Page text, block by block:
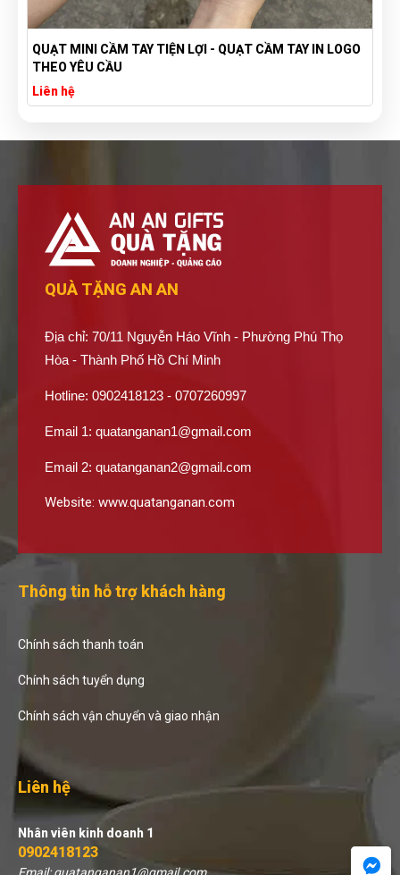
QUẠT MINI CẦM TAY TIỆN LỢI - QUẠT CẦM TAY IN LOGO
THEO YÊU CẦU
Liên hệ
QUÀ TẶNG AN AN
Địa chỉ: 70/11 Nguyễn Háo Vĩnh - Phường Phú Thọ
Hòa - Thành Phố Hồ Chí Minh
Hotline: 0902418123 - 0707260997
Email 1: quatanganan1@gmail.com
Email 2: quatanganan2@gmail.com
Website: www.quatanganan.com
Thông tin hỗ trợ khách hàng
Chính sách thanh toán
Chính sách tuyển dụng
Chính sách vận chuyển và giao nhận
Liên hệ
Nhân viên kinh doanh 1
0902418123